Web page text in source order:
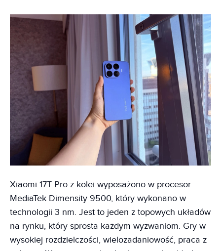
Xiaomi 17T Pro z kolei wyposażono w procesor
MediaTek Dimensity 9500, który wykonano w
technologii 3 nm. Jest to jeden z topowych układów
na rynku, który sprosta każdym wyzwaniom. Gry w
wysokiej rozdzielczości, wielozadaniowość, praca z